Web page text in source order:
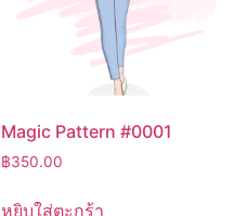
Magic Pattern #0001
฿350.00
หยิบใส่ตะกร้า